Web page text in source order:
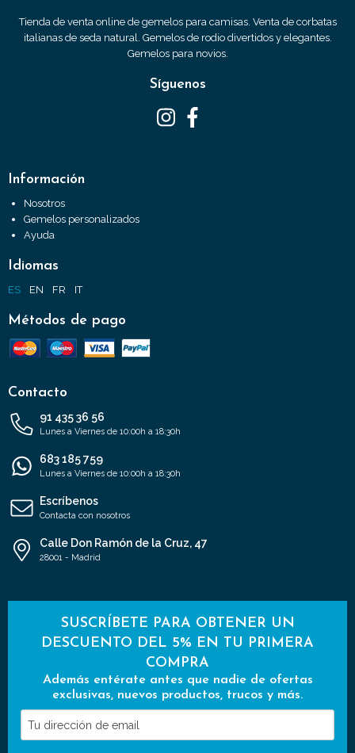
Tienda de venta online de gemelos para camisas. Venta de corbatas
italianas de seda natural. Gemelos de rodio divertidos y elegantes.
Gemelos para novios.
Síguenos
Información
Nosotros
Gemelos personalizados
Ayuda
Idiomas
ES EN FR IT
Métodos de pago
Contacto
91 435 36 56
Lunes a Viernes de 10:00h a 18:30h
683 185 759
Lunes a Viernes de 10:00h a 18:30h
Escríbenos
Contacta con nosotros
Calle Don Ramón de la Cruz, 47
28001 - Madrid
SUSCRÍBETE PARA OBTENER UN
DESCUENTO DEL 5% EN TU PRIMERA
COMPRA
Además entérate antes que nadie de ofertas
exclusivas, nuevos productos, trucos y más.
Tu
dirección